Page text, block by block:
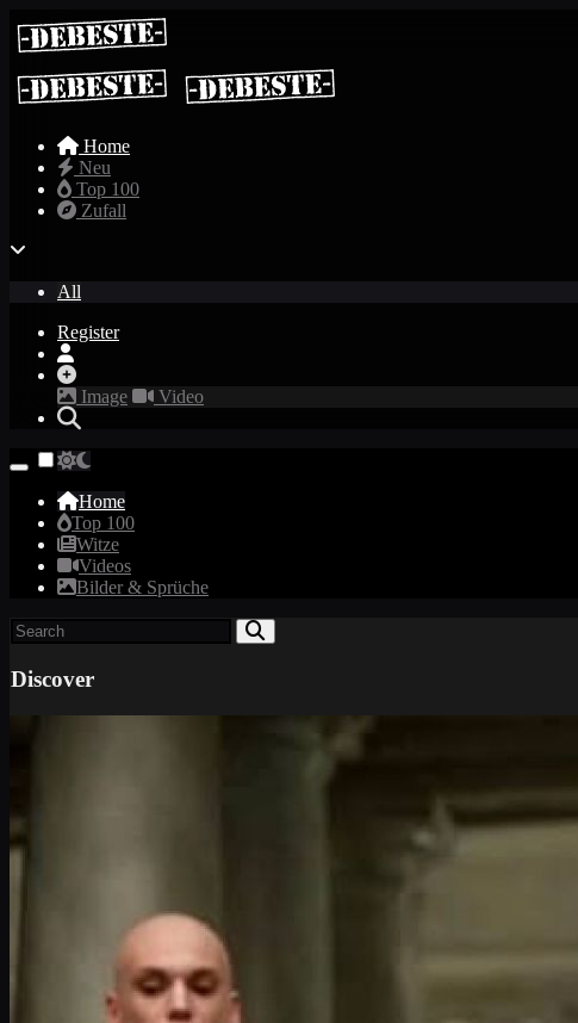
Home
Neu
Top 100
Zufall
All
Register
Image Video
Home
Top 100
Witze
Videos
Bilder & Sprüche
Discover